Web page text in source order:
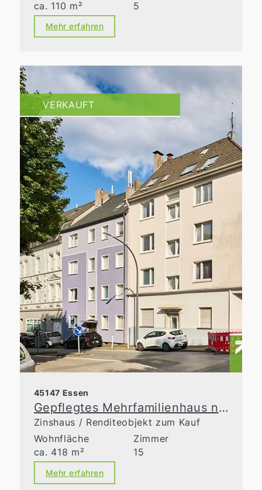
ca. 110 m² 5
Mehr erfahren
VERKAUFT
45147 Essen
Gepflegtes Mehrfamilienhaus nahe Uni-Klinik
Zinshaus / Renditeobjekt zum Kauf
Wohnfläche
ca. 418 m²
Zimmer
15
Mehr erfahren